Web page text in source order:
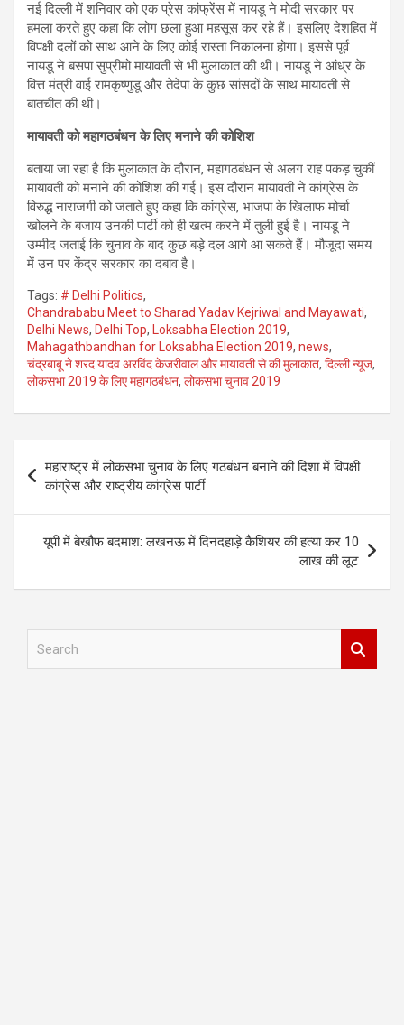
नई दिल्ली में शनिवार को एक प्रेस कांफ्रेंस में नायडू ने मोदी सरकार पर
हमला करते हुए कहा कि लोग छला हुआ महसूस कर रहे हैं। इसलिए देशहित में
विपक्षी दलों को साथ आने के लिए कोई रास्ता निकालना होगा। इससे पूर्व
नायडू ने बसपा सुप्रीमो मायावती से भी मुलाकात की थी। नायडू ने आंध्र के
वित्त मंत्री वाई रामकृष्णुडू और तेदेपा के कुछ सांसदों के साथ मायावती से
बातचीत की थी।
मायावती को महागठबंधन के लिए मनाने की कोशिश
बताया जा रहा है कि मुलाकात के दौरान, महागठबंधन से अलग राह पकड़ चुकीं
मायावती को मनाने की कोशिश की गई। इस दौरान मायावती ने कांग्रेस के
विरुद्ध नाराजगी को जताते हुए कहा कि कांग्रेस, भाजपा के खिलाफ मोर्चा
खोलने के बजाय उनकी पार्टी को ही खत्म करने में तुली हुई है। नायडू ने
उम्मीद जताई कि चुनाव के बाद कुछ बड़े दल आगे आ सकते हैं। मौजूदा समय
में उन पर केंद्र सरकार का दबाव है।
Tags: # Delhi Politics,
Chandrababu Meet to Sharad Yadav Kejriwal and Mayawati,
Delhi News, Delhi Top, Loksabha Election 2019,
Mahagathbandhan for Loksabha Election 2019, news,
चंद्रबाबू ने शरद यादव अरविंद केजरीवाल और मायावती से की मुलाकात, दिल्ली न्यूज,
लोकसभा 2019 के लिए महागठबंधन, लोकसभा चुनाव 2019
navigation
महाराष्ट्र में लोकसभा चुनाव के लिए गठबंधन बनाने की दिशा में विपक्षी
कांग्रेस और राष्ट्रीय कांग्रेस पार्टी
यूपी में बेखौफ बदमाश: लखनऊ में दिनदहाड़े कैशियर की हत्या कर 10
लाख की लूट